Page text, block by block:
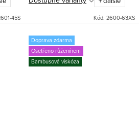
45S Kód: 2600-63XS
Doprava zdarma
Ošetřeno růženínem
Bambusová viskóza